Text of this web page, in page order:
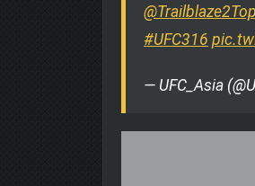
@Trailblaze2Top
#UFC316
— UFC_Asia